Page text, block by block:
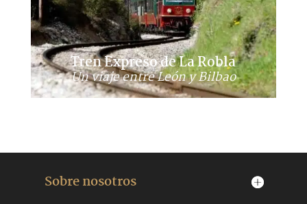
Tren Expreso de La Robla
Un viaje entre León y Bilbao
Sobre nosotros